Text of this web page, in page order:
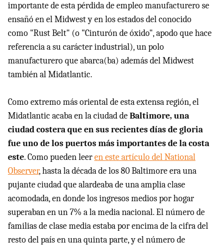
importante de esta pérdida de empleo manufacturero se
ensañó en el Midwest y en los estados del conocido
como "Rust Belt" (o "Cinturón de óxido", apodo que hace
referencia a su carácter industrial), un polo
manufacturero que abarca(ba) además del Midwest
también al Midatlantic.
Como extremo más oriental de esta extensa región, el
Midatlantic acaba en la ciudad deBaltimore, una
ciudad costera que en sus recientes días de gloria
fue uno de los puertos más importantes de la costa
este. Como pueden leeren este artículo del National
Observer, hasta la década de los 80 Baltimore era una
pujante ciudad que alardeaba de una amplia clase
acomodada, en donde los ingresos medios por hogar
superaban en un 7% a la media nacional. El número de
familias de clase media estaba por encima de la cifra del
resto del país en una quinta parte, y el número de